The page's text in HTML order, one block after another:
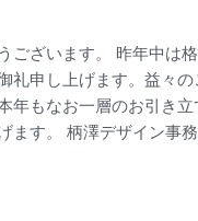
ございます。 昨年中は
礼申し上げます。益々の
年もなお一層のお引き立
ます。 柄澤デザイン事